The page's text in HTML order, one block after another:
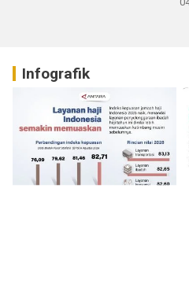
Infografik